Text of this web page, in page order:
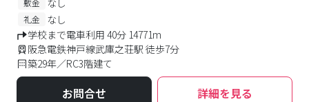
敷金
礼金
なし
学校まで電車利用 40分 14771m
阪急電鉄神戸線武庫之荘駅 徒歩7分
築29年／RC3階建て
お問合せ 詳細を見る